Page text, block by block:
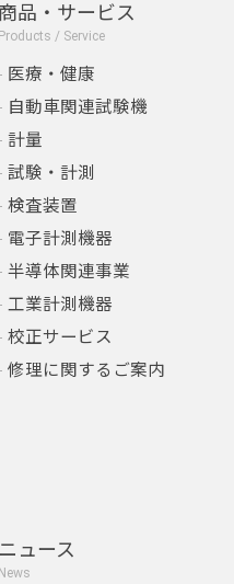
商品・サービス
Products / Service
医療・健康
自動車関連試験機
計量
試験・計測
検査装置
電子計測機器
半導体関連事業
工業計測機器
校正サービス
修理に関するご案内
ニュース
News